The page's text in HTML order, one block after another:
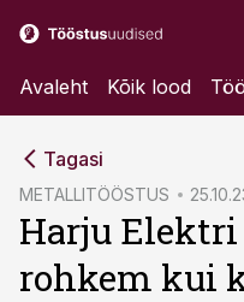
Avaleht Kõik lood
Tagasi
METALLITÖÖSTUS
Harju
rohkem kui